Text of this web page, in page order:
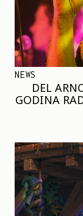
NEWS
DEL
GODINA